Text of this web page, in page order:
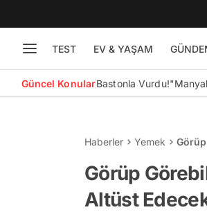
TEST EV & YAŞAM
Güncel KonularBastonla Vurdu!
Haberler Yemek
Görüp
Altüst